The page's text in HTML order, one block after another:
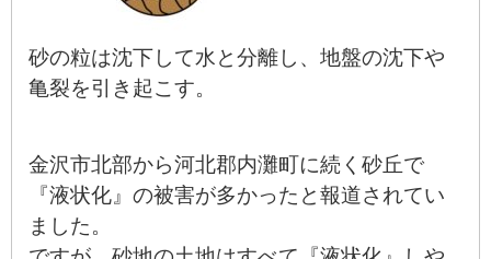
砂の粒は沈下して水と分離し、地盤の沈下や
亀裂を引き起こす。
金沢市北部から河北郡内灘町に続く砂丘で
『液状化』の被害が多かったと報道されてい
ました。